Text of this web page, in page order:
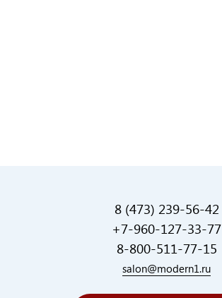
8 (473) 239-56-42
+7-960-127-33-77
8-800-511-77-15
salon@modern1.ru